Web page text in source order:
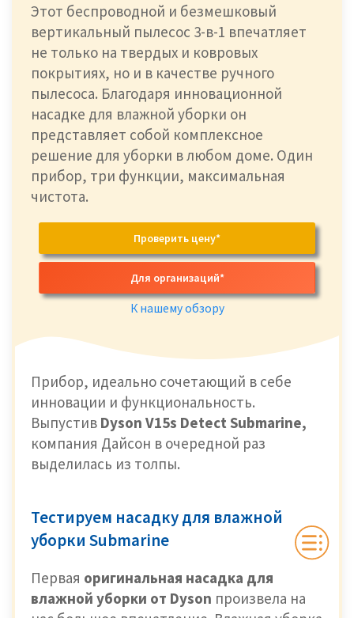
Этот беспроводной и безмешковый
вертикальный пылесос 3-в-1 впечатляет
не только на твердых и ковровых
покрытиях, но и в качестве ручного
пылесоса. Благодаря инновационной
насадке для влажной уборки он
представляет собой комплексное
решение для уборки в любом доме. Один
прибор, три функции, максимальная
чистота.
Проверить цену*
Для организаций*
К нашему обзору
Прибор, идеально сочетающий в себе
инновации и функциональность.
Выпустив Dyson V15s Detect Submarine,
компания Дайсон в очередной раз
выделилась из толпы.
Тестируем насадку для влажной
уборки Submarine
Первая оригинальная насадка для
влажной уборки от Dyson произвела на